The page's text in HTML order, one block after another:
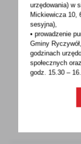
22 - 04 - 2021
TARCZA
MAJA 2021 r.
Od 4 maja
będą mogli
urzędowania) w
Mickiewicza 10,
sesyjna),
• prowadzenie
Gminy
godzinach
społecznych
godz. 15.30 –